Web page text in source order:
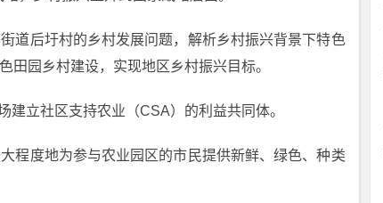
道后圩村的乡村发展问题，解析乡村振兴背景下特色
田园乡村建设，实现地区乡村振兴目标。
建立社区支持农业（CSA）的利益共同体。
程度地为参与农业园区的市民提供新鲜、绿色、种类